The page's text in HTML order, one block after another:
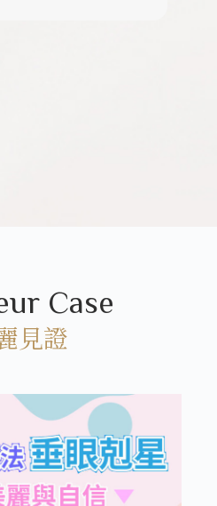
Case
見證